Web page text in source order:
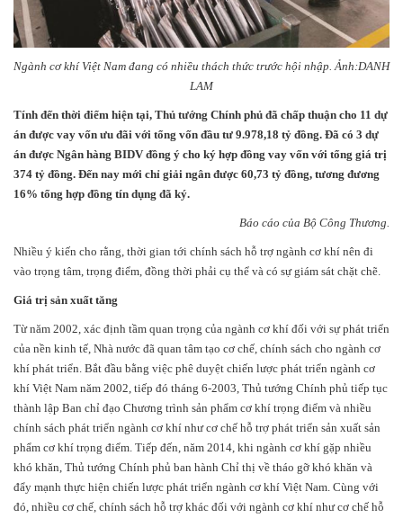
Ngành cơ khí Việt Nam đang có nhiều thách thức trước hội nhập. Ảnh:DANH
LAM
Tính đến thời điểm hiện tại, Thủ tướng Chính phủ đã chấp thuận cho 11 dự
án được vay vốn ưu đãi với tổng vốn đầu tư 9.978,18 tỷ đồng. Đã có 3 dự
án được Ngân hàng BIDV đồng ý cho ký hợp đồng vay vốn với tổng giá trị
374 tỷ đồng. Đến nay mới chỉ giải ngân được 60,73 tỷ đồng, tương đương
16% tổng hợp đồng tín dụng đã ký.
Báo cáo của Bộ Công Thương.
Nhiều ý kiến cho rằng, thời gian tới chính sách hỗ trợ ngành cơ khí nên đi
vào trọng tâm, trọng điểm, đồng thời phải cụ thể và có sự giám sát chặt chẽ.
Giá trị sản xuất tăng
Từ năm 2002, xác định tầm quan trọng của ngành cơ khí đối với sự phát triển
của nền kinh tế, Nhà nước đã quan tâm tạo cơ chế, chính sách cho ngành cơ
khí phát triển. Bắt đầu bằng việc phê duyệt chiến lược phát triển ngành cơ
khí Việt Nam năm 2002, tiếp đó tháng 6-2003, Thủ tướng Chính phủ tiếp tục
thành lập Ban chỉ đạo Chương trình sản phẩm cơ khí trọng điểm và nhiều
chính sách phát triển ngành cơ khí như cơ chế hỗ trợ phát triển sản xuất sản
phẩm cơ khí trọng điểm. Tiếp đến, năm 2014, khi ngành cơ khí gặp nhiều
khó khăn, Thủ tướng Chính phủ ban hành Chỉ thị về tháo gỡ khó khăn và
đẩy mạnh thực hiện chiến lược phát triển ngành cơ khí Việt Nam. Cùng với
đó, nhiều cơ chế, chính sách hỗ trợ khác đối với ngành cơ khí như cơ chế hỗ